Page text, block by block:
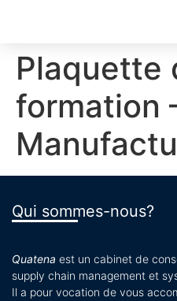
Plaquette
formation
Qui sommes-nous?
Quatena est un cabinet de
supply chain management et
Il a pour vocation de vous